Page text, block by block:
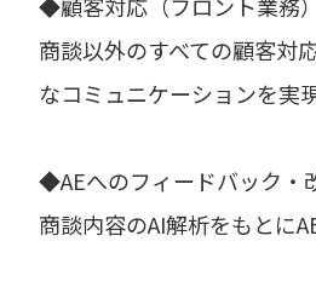
商談以外のすべての顧客対
なコミュニケーションを実
◆AEへのフィードバック・
商談内容のAI解析をもとに